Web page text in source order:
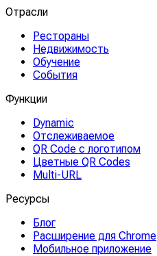
Отрасли
Рестораны
Недвижимость
Обучение
События
Функции
Dynamic
Отслеживаемое
QR Code с логотипом
Цветные QR Codes
Multi-URL
Ресурсы
Блог
Расширение для Chrome
Мобильное приложение